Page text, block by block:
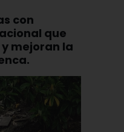
con
que
mejoran la